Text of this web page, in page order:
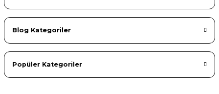
Blog Kategoriler
Popüler Kategoriler